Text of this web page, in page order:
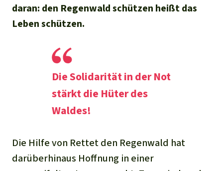
daran: den Regenwald schützen heißt das
Leben schützen.
Die Solidarität in der Not
stärkt die Hüter des
Waldes!
Die Hilfe von Rettet den Regenwald hat
darüberhinaus Hoffnung in einer